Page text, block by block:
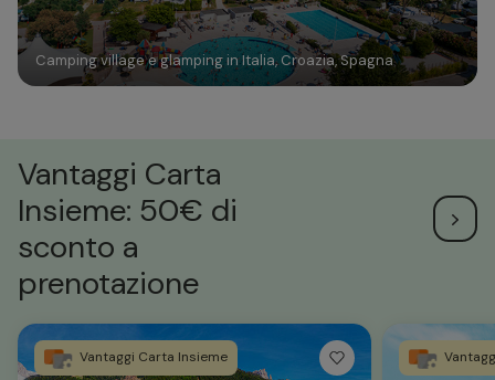
Camping village e glamping in Italia, Croazia, Spagna
Vantaggi Carta
Insieme: 50€ di
sconto a
prenotazione
Vantaggi Carta Insieme